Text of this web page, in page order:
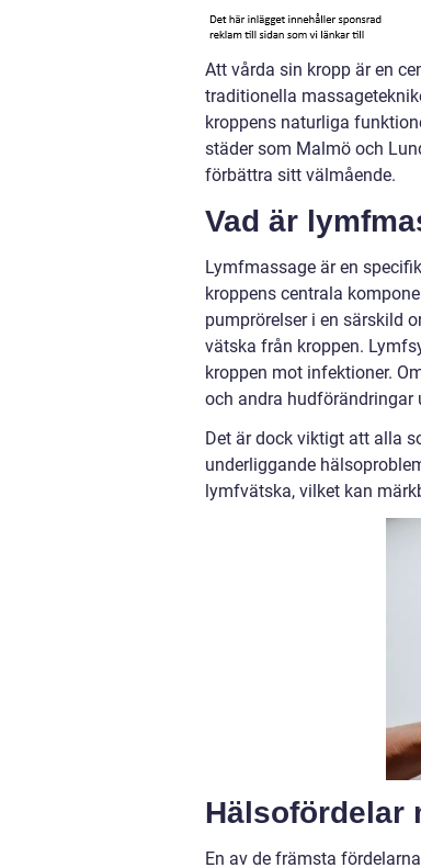
Att vårda sin kropp är en
traditionella
kroppens naturliga
städer som Malmö och
förbättra sitt välmående.
Vad är
Lymfmassage är en
kroppens centrala
pumprörelser i en särskild
vätska från kroppen.
kroppen mot infektioner.
och andra hudförändringar
Det är dock viktigt att alla
underliggande
lymfvätska, vilket kan
Hälsofördelar
En av de främsta